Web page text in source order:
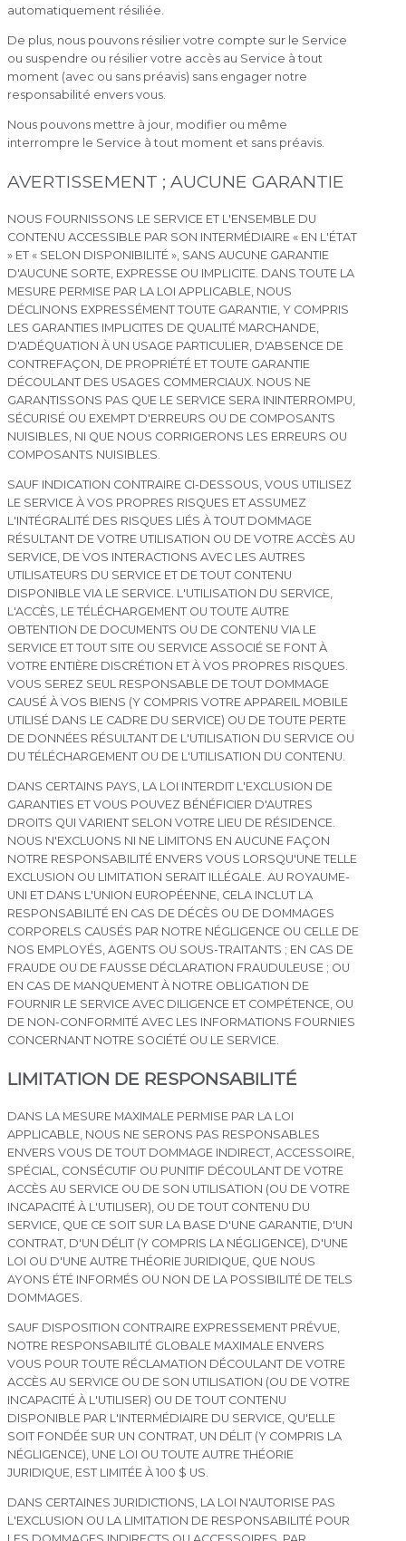
automatiquement résiliée.
De plus, nous pouvons résilier votre compte sur le Service
ou suspendre ou résilier votre accès au Service à tout
moment (avec ou sans préavis) sans engager notre
responsabilité envers vous.
Nous pouvons mettre à jour, modifier ou même
interrompre le Service à tout moment et sans préavis.
AVERTISSEMENT ; AUCUNE GARANTIE
NOUS FOURNISSONS LE SERVICE ET L'ENSEMBLE DU
CONTENU ACCESSIBLE PAR SON INTERMÉDIAIRE « EN L'ÉTAT
» ET « SELON DISPONIBILITÉ », SANS AUCUNE GARANTIE
D'AUCUNE SORTE, EXPRESSE OU IMPLICITE. DANS TOUTE LA
MESURE PERMISE PAR LA LOI APPLICABLE, NOUS
DÉCLINONS EXPRESSÉMENT TOUTE GARANTIE, Y COMPRIS
LES GARANTIES IMPLICITES DE QUALITÉ MARCHANDE,
D'ADÉQUATION À UN USAGE PARTICULIER, D'ABSENCE DE
CONTREFAÇON, DE PROPRIÉTÉ ET TOUTE GARANTIE
DÉCOULANT DES USAGES COMMERCIAUX. NOUS NE
GARANTISSONS PAS QUE LE SERVICE SERA ININTERROMPU,
SÉCURISÉ OU EXEMPT D'ERREURS OU DE COMPOSANTS
NUISIBLES, NI QUE NOUS CORRIGERONS LES ERREURS OU
COMPOSANTS NUISIBLES.
SAUF INDICATION CONTRAIRE CI-DESSOUS, VOUS UTILISEZ
LE SERVICE À VOS PROPRES RISQUES ET ASSUMEZ
L'INTÉGRALITÉ DES RISQUES LIÉS À TOUT DOMMAGE
RÉSULTANT DE VOTRE UTILISATION OU DE VOTRE ACCÈS AU
SERVICE, DE VOS INTERACTIONS AVEC LES AUTRES
UTILISATEURS DU SERVICE ET DE TOUT CONTENU
DISPONIBLE VIA LE SERVICE. L'UTILISATION DU SERVICE,
L'ACCÈS, LE TÉLÉCHARGEMENT OU TOUTE AUTRE
OBTENTION DE DOCUMENTS OU DE CONTENU VIA LE
SERVICE ET TOUT SITE OU SERVICE ASSOCIÉ SE FONT À
VOTRE ENTIÈRE DISCRÉTION ET À VOS PROPRES RISQUES.
VOUS SEREZ SEUL RESPONSABLE DE TOUT DOMMAGE
CAUSÉ À VOS BIENS (Y COMPRIS VOTRE APPAREIL MOBILE
UTILISÉ DANS LE CADRE DU SERVICE) OU DE TOUTE PERTE
DE DONNÉES RÉSULTANT DE L'UTILISATION DU SERVICE OU
DU TÉLÉCHARGEMENT OU DE L'UTILISATION DU CONTENU.
DANS CERTAINS PAYS, LA LOI INTERDIT L'EXCLUSION DE
GARANTIES ET VOUS POUVEZ BÉNÉFICIER D'AUTRES
DROITS QUI VARIENT SELON VOTRE LIEU DE RÉSIDENCE.
NOUS N'EXCLUONS NI NE LIMITONS EN AUCUNE FAÇON
NOTRE RESPONSABILITÉ ENVERS VOUS LORSQU'UNE TELLE
EXCLUSION OU LIMITATION SERAIT ILLÉGALE. AU ROYAUME-
UNI ET DANS L'UNION EUROPÉENNE, CELA INCLUT LA
RESPONSABILITÉ EN CAS DE DÉCÈS OU DE DOMMAGES
CORPORELS CAUSÉS PAR NOTRE NÉGLIGENCE OU CELLE DE
NOS EMPLOYÉS, AGENTS OU SOUS-TRAITANTS ; EN CAS DE
FRAUDE OU DE FAUSSE DÉCLARATION FRAUDULEUSE ; OU
EN CAS DE MANQUEMENT À NOTRE OBLIGATION DE
FOURNIR LE SERVICE AVEC DILIGENCE ET COMPÉTENCE, OU
DE NON-CONFORMITÉ AVEC LES INFORMATIONS FOURNIES
CONCERNANT NOTRE SOCIÉTÉ OU LE SERVICE.
LIMITATION DE RESPONSABILITÉ
DANS LA MESURE MAXIMALE PERMISE PAR LA LOI
APPLICABLE, NOUS NE SERONS PAS RESPONSABLES
ENVERS VOUS DE TOUT DOMMAGE INDIRECT, ACCESSOIRE,
SPÉCIAL, CONSÉCUTIF OU PUNITIF DÉCOULANT DE VOTRE
ACCÈS AU SERVICE OU DE SON UTILISATION (OU DE VOTRE
INCAPACITÉ À L'UTILISER), OU DE TOUT CONTENU DU
SERVICE, QUE CE SOIT SUR LA BASE D'UNE GARANTIE, D'UN
CONTRAT, D'UN DÉLIT (Y COMPRIS LA NÉGLIGENCE), D'UNE
LOI OU D'UNE AUTRE THÉORIE JURIDIQUE, QUE NOUS
AYONS ÉTÉ INFORMÉS OU NON DE LA POSSIBILITÉ DE TELS
DOMMAGES.
SAUF DISPOSITION CONTRAIRE EXPRESSEMENT PRÉVUE,
NOTRE RESPONSABILITÉ GLOBALE MAXIMALE ENVERS
VOUS POUR TOUTE RÉCLAMATION DÉCOULANT DE VOTRE
ACCÈS AU SERVICE OU DE SON UTILISATION (OU DE VOTRE
INCAPACITÉ À L'UTILISER) OU DE TOUT CONTENU
DISPONIBLE PAR L'INTERMÉDIAIRE DU SERVICE, QU'ELLE
SOIT FONDÉE SUR UN CONTRAT, UN DÉLIT (Y COMPRIS LA
NÉGLIGENCE), UNE LOI OU TOUTE AUTRE THÉORIE
JURIDIQUE, EST LIMITÉE À 100 $ US.
DANS CERTAINES JURIDICTIONS, LA LOI N'AUTORISE PAS
L'EXCLUSION OU LA LIMITATION DE RESPONSABILITÉ POUR